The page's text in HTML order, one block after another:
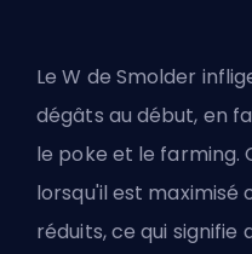
Le W de Smolder
dégâts au début, en
le poke et le farming.
lorsqu'il est
réduits, ce qui